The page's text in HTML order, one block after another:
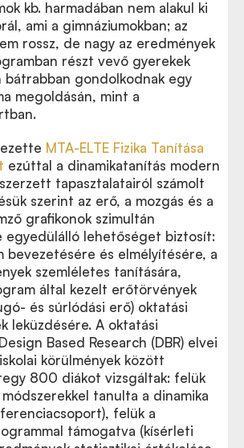
kb. harmadában nem alakul ki
ami a gimnáziumokban; az
rossz, de nagy az eredmények
részt vevő gyerekek
bátrabban gondolkodnak egy
megoldásán, mint a
MTA-ELTE Fizika Tanítása
ezúttal a dinamikatanítás modern
tapasztalatairól számolt
szerint az erő, a mozgás és a
grafikonok szimultán
egyedülálló lehetőséget biztosít:
bevezetésére és elmélyítésére, a
szemléletes tanítására,
által kezelt erőtörvények
és súrlódási erő) oktatási
leküzdésére. A oktatási
Based Research (DBR) elvei
körülmények között
800 diákot vizsgáltak: felük
tanulta a dinamika
felük a
támogatva (kísérleti